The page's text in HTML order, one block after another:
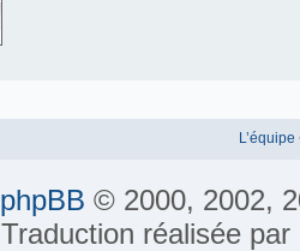
L’équipe
phpBB © 2000, 2002,
Traduction réalisée par